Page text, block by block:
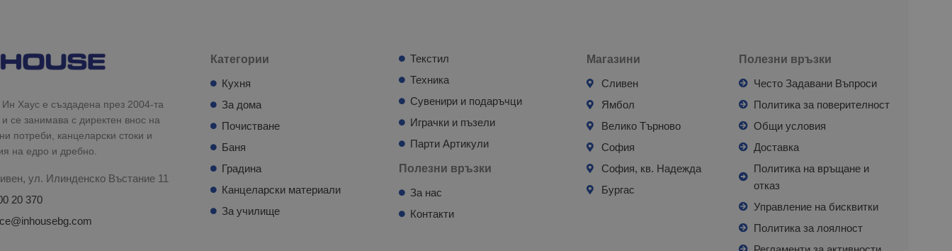
Хаус е създадена през 2004-та
и се занимава с директен внос на
потреби, канцеларски стоки и
на едро и дребно.
ул. Илинденско Въстание 11
20 370
Категории
Кухня
За дома
Почистване
Баня
Градина
Канцеларски материали
За училище
Текстил
Техника
Сувенири и подаръчци
Играчки и пъзели
Парти Артикули
Полезни връзки
За нас
Контакти
Магазини
Сливен
Ямбол
Велико Търново
София
София, кв. Надежда
Бургас
Полезни връзки
Често Задавани Въпроси
Политика за поверителност
Общи условия
Доставка
Политика на връщане и
отказ
Управление на бисквитки
Политика за лоялност